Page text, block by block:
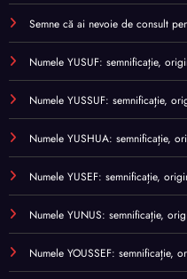
Semne că ai nevoie de consult
Numele YUSUF: semnificație,
Numele YUSSUF: semnificație,
Numele YUSHUA: semnificație,
Numele YUSEF: semnificație,
Numele YUNUS: semnificație,
Numele YOUSSEF: semnificație,